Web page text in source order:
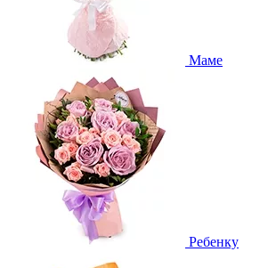
Маме
Ребенку